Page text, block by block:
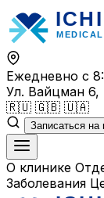
Перейти
к
содержимому
Ежедневно с
Ул. Вайцман 6,
🇷🇺 🇬🇧 🇺🇦
Записаться на
О клинике
Заболевания